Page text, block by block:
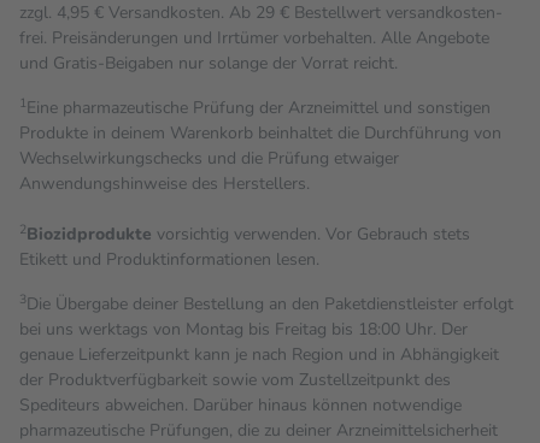
zzgl. 4,95 € Versandkosten. Ab 29 € Bestell­wert versand­kosten­
frei. Preisänderungen und Irrtümer vorbehalten. Alle Angebote
und Gratis-Beigaben nur solange der Vorrat reicht.
1Eine pharmazeutische Prüfung der Arzneimittel und sonstigen
Produkte in deinem Warenkorb beinhaltet die Durchführung von
Wechselwirkungschecks und die Prüfung etwaiger
Anwendungshinweise des Herstellers.
2Biozidprodukte vorsichtig verwenden. Vor Gebrauch stets
Etikett und Produktinformationen lesen.
3Die Übergabe deiner Bestellung an den Paketdienstleister erfolgt
bei uns werktags von Montag bis Freitag bis 18:00 Uhr. Der
genaue Lieferzeitpunkt kann je nach Region und in Abhängigkeit
der Produktverfügbarkeit sowie vom Zustellzeitpunkt des
Spediteurs abweichen. Darüber hinaus können notwendige
pharmazeutische Prüfungen, die zu deiner Arzneimittelsicherheit